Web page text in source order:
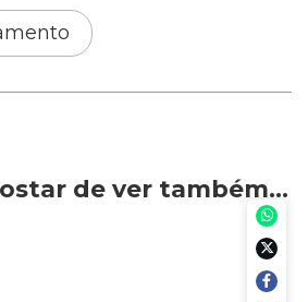
de ver também…